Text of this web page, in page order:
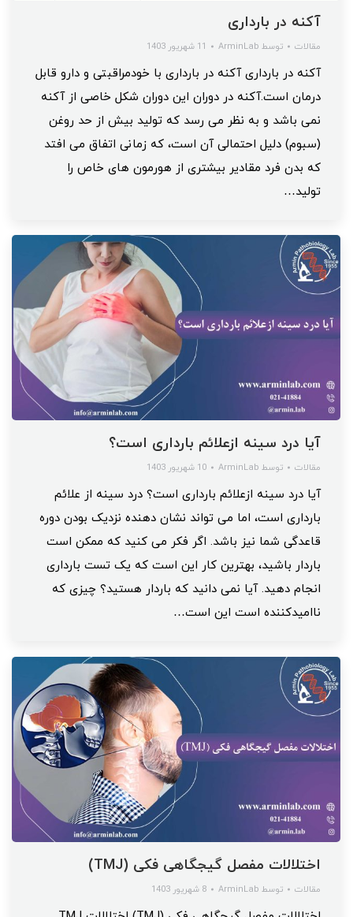
آکنه در بارداری
مقالات توسط ArminLab 11 شهریور 1403
آکنه در بارداری آکنه در بارداری با خودمراقبتی و دارو قابل
درمان است.آکنه در دوران این دوران شکل خاصی از آکنه
نمی باشد و به نظر می رسد که تولید بیش از حد روغن
(سبوم) دلیل احتمالی آن است، که زمانی اتفاق می افتد
که بدن فرد مقادیر بیشتری از هورمون های خاص را
تولید…
آیا درد سینه ازعلائم بارداری است؟
مقالات توسط ArminLab 10 شهریور 1403
آیا درد سینه ازعلائم بارداری است؟ درد سینه از علائم
بارداری است، اما می تواند نشان دهنده نزدیک بودن دوره
قاعدگی شما نیز باشد. اگر فکر می کنید که ممکن است
باردار باشید، بهترین کار این است که یک تست بارداری
انجام دهید. آیا نمی دانید که باردار هستید؟ چیزی که
ناامیدکننده است این است…
اختلالات مفصل گیجگاهی فکی (TMJ)
مقالات توسط ArminLab 8 شهریور 1403